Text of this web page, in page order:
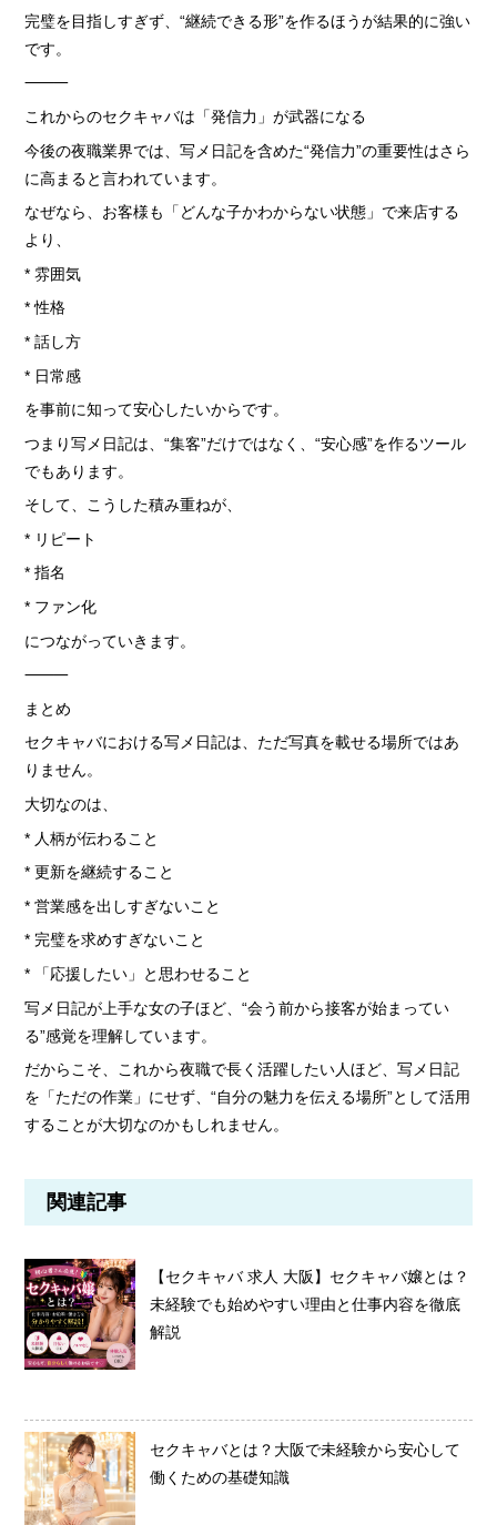
完璧を目指しすぎず、“継続できる形”を作るほうが結果的に強い
です。
⸻
これからのセクキャバは「発信力」が武器になる
今後の夜職業界では、写メ日記を含めた“発信力”の重要性はさら
に高まると言われています。
なぜなら、お客様も「どんな子かわからない状態」で来店する
より、
* 雰囲気
* 性格
* 話し方
* 日常感
を事前に知って安心したいからです。
つまり写メ日記は、“集客”だけではなく、“安心感”を作るツール
でもあります。
そして、こうした積み重ねが、
* リピート
* 指名
* ファン化
につながっていきます。
⸻
まとめ
セクキャバにおける写メ日記は、ただ写真を載せる場所ではあ
りません。
大切なのは、
* 人柄が伝わること
* 更新を継続すること
* 営業感を出しすぎないこと
* 完璧を求めすぎないこと
* 「応援したい」と思わせること
写メ日記が上手な女の子ほど、“会う前から接客が始まってい
る”感覚を理解しています。
だからこそ、これから夜職で長く活躍したい人ほど、写メ日記
を「ただの作業」にせず、“自分の魅力を伝える場所”として活用
することが大切なのかもしれません。
関連記事
【セクキャバ 求人 大阪】セクキャバ嬢とは？
未経験でも始めやすい理由と仕事内容を徹底
解説
セクキャバとは？大阪で未経験から安心して
働くための基礎知識